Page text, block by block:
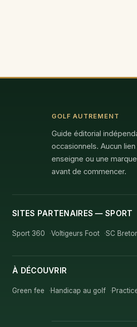
GOLF AUTREMENT
Guide éditorial
occasionnels. Aucun
enseigne ou une
avant de commencer.
SITES PARTENAIRES — SPORT
Sport 360 Voltigeurs Foot SC
À DÉCOUVRIR
Green fee Handicap au golf